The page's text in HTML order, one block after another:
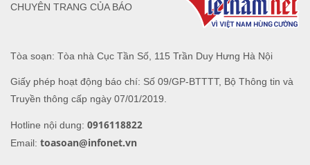
Tòa soạn: Tòa nhà Cục Tần Số, 115 Trần Duy Hưng Hà Nội
Giấy phép hoạt động báo chí: Số 09/GP-BTTTT, Bộ Thông tin và
Truyền thông cấp ngày 07/01/2019.
Hotline nội dung: 0916118822
Email: toasoan@infonet.vn
CHUYÊN TRANG CỦA BÁO